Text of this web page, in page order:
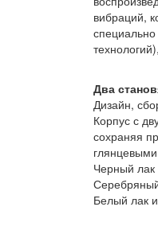
вибраций,
Два
Дизайн,
Корпус с
сохраняя
Черный
Белый лак